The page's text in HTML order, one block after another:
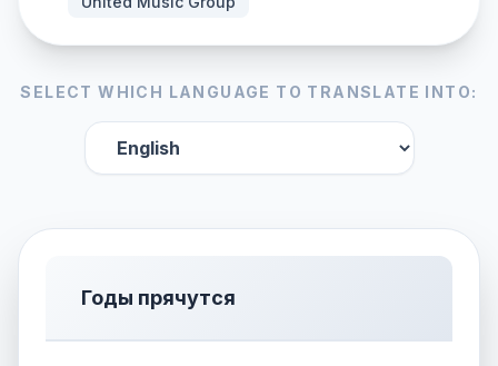
SELECT WHICH LANGUAGE TO TRANSLATE INTO:
Годы прячутся